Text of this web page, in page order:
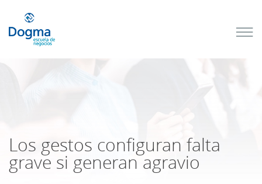
Los gestos configuran falta
grave si generan agravio
próximos